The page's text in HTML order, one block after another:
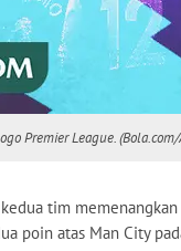
Premier League.
tim
poin atas Man City